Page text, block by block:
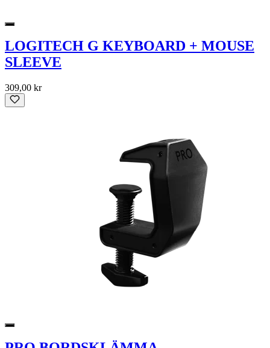
LOGITECH G KEYBOARD + MOUSE
SLEEVE
309,00 kr